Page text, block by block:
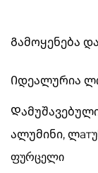
Გამოყენება
Იდეალურია
ალუმინი,
ფურცელი